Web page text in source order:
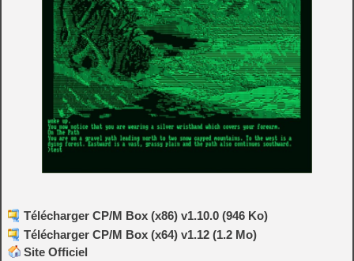
Télécharger CP/M Box (x86) v1.10.0 (946 Ko)
Télécharger CP/M Box (x64) v1.12 (1.2 Mo)
Site Officiel